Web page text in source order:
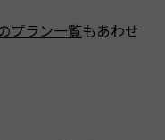
プラン一覧もあわせ